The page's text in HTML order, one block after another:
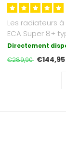
Les radiateurs
ECA Super 8+
façade plate
Directement
€289,90 €144,95